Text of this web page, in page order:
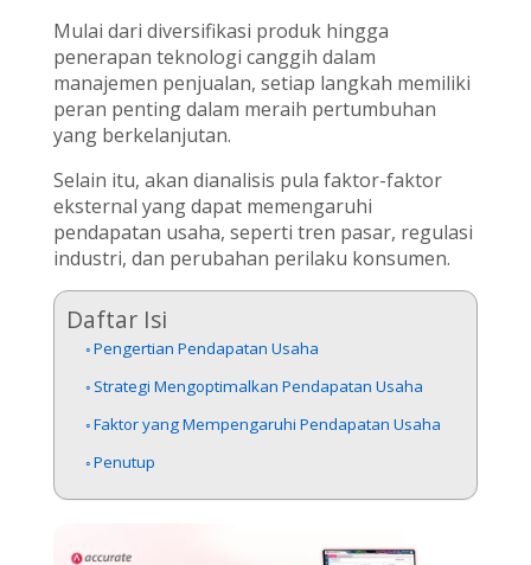
Mulai dari diversifikasi produk hingga
penerapan teknologi canggih dalam
manajemen penjualan, setiap langkah memiliki
peran penting dalam meraih pertumbuhan
yang berkelanjutan.
Selain itu, akan dianalisis pula faktor-faktor
eksternal yang dapat memengaruhi
pendapatan usaha, seperti tren pasar, regulasi
industri, dan perubahan perilaku konsumen.
Daftar Isi
Pengertian Pendapatan Usaha
Strategi Mengoptimalkan Pendapatan Usaha
Faktor yang Mempengaruhi Pendapatan Usaha
Penutup